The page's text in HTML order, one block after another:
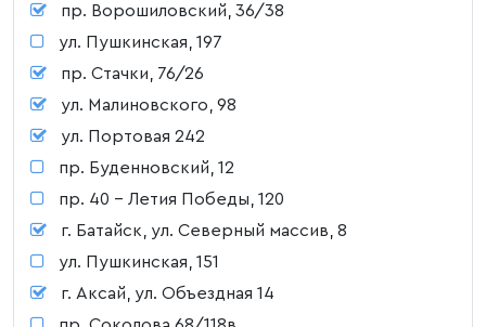
пр. Ворошиловский, 36/38
ул. Пушкинская, 197
пр. Стачки, 76/26
ул. Малиновского, 98
ул. Портовая 242
пр. Буденновский, 12
пр. 40 - Летия Победы, 120
г. Батайск, ул. Северный массив, 8
ул. Пушкинская, 151
г. Аксай, ул. Объездная 14